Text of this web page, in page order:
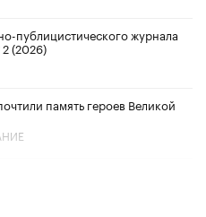
публицистического журнала
(2026)
память героев Великой